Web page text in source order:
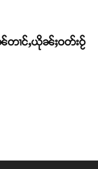
ၼ်တၢင်ႇယိုၼ်ႈဝတ်းဝႂ်